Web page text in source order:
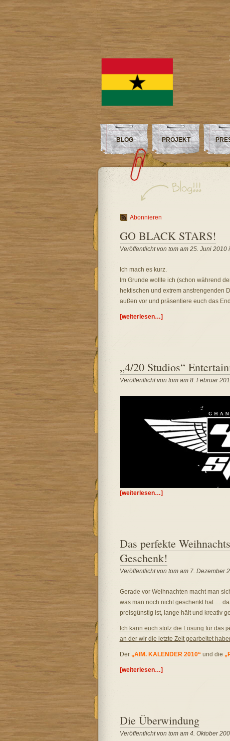
BLOG PROJEKT
Abonnieren
GO BLACK STARS!
Veröffentlicht von tom am 25. Juni 2010
Ich mach es kurz.
Im Grunde wollte ich (schon während
hektischen und extrem anstrengenden
außen vor und präsentiere euch das
[weiterlesen…]
„4/20 Studios“
Veröffentlicht von tom am 8. Februar
[weiterlesen…]
Das perfekte
Geschenk!
Veröffentlicht von tom am 7. Dezember
Gerade vor Weihnachten macht man
was man noch nicht geschenkt hat …
preisgünstig ist, lange hält und kreativ
Ich kann euch stolz die Lösung für das
an der wir die letzte Zeit gearbeitet
Der „AIM. KALENDER 2010“ und die
[weiterlesen…]
Die Überwindung
Veröffentlicht von tom am 4. Oktober